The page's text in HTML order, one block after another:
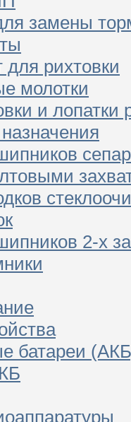
замены
рихтовки
молотки
и лопатки
2-х
батареи